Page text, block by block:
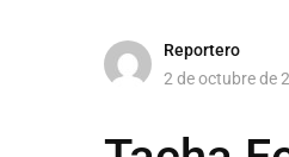
Reportero
2 de octubre de